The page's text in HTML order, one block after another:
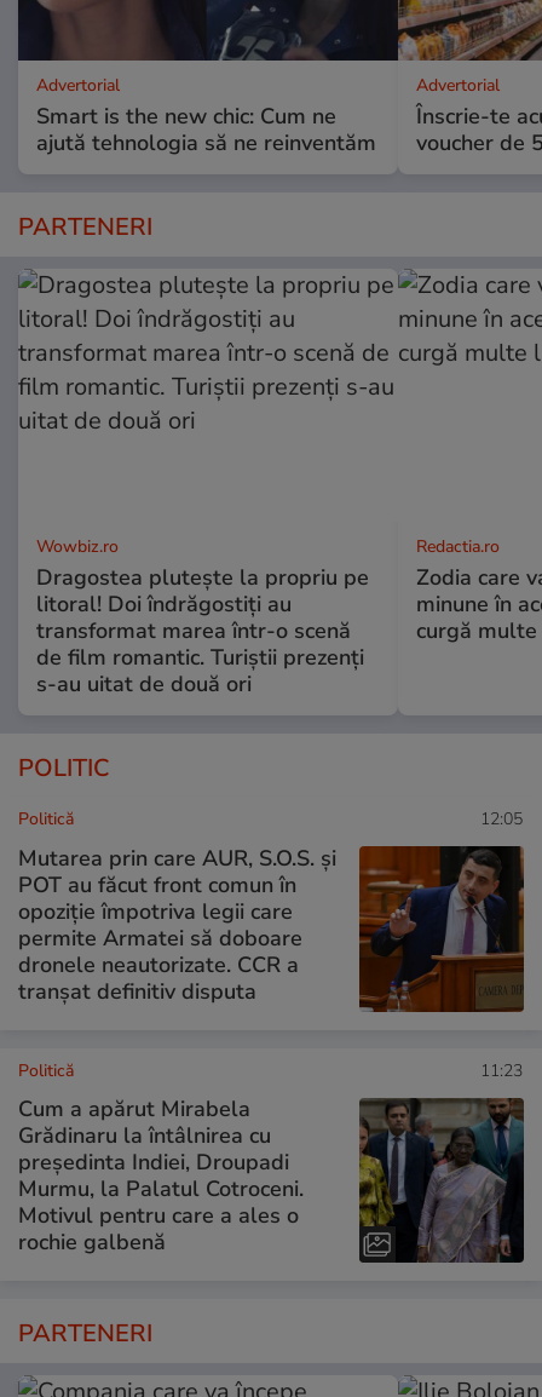
Advertorial
Smart is the new chic: Cum ne
ajută tehnologia să ne reinventăm
Advertorial
Înscrie-te
voucher de
PARTENERI
Wowbiz.ro
Dragostea plutește la propriu pe
litoral! Doi îndrăgostiți au
transformat marea într-o scenă
de film romantic. Turiștii prezenți
s-au uitat de două ori
Redactia.ro
Zodia care
minune în
curgă
POLITIC
Politică 12:05
Mutarea prin care AUR, S.O.S. și
POT au făcut front comun în
opoziție împotriva legii care
permite Armatei să doboare
dronele neautorizate. CCR a
tranșat definitiv disputa
Politică 11:23
Cum a apărut Mirabela
Grădinaru la întâlnirea cu
președinta Indiei, Droupadi
Murmu, la Palatul Cotroceni.
Motivul pentru care a ales o
rochie galbenă
PARTENERI